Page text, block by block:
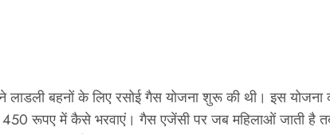
लाडली बहनों के लिए रसोई गैस योजना शुरू की थी। इस
रूपए में कैसे भरवाएं। गैस एजेंसी पर जब महिलाओं जाती है